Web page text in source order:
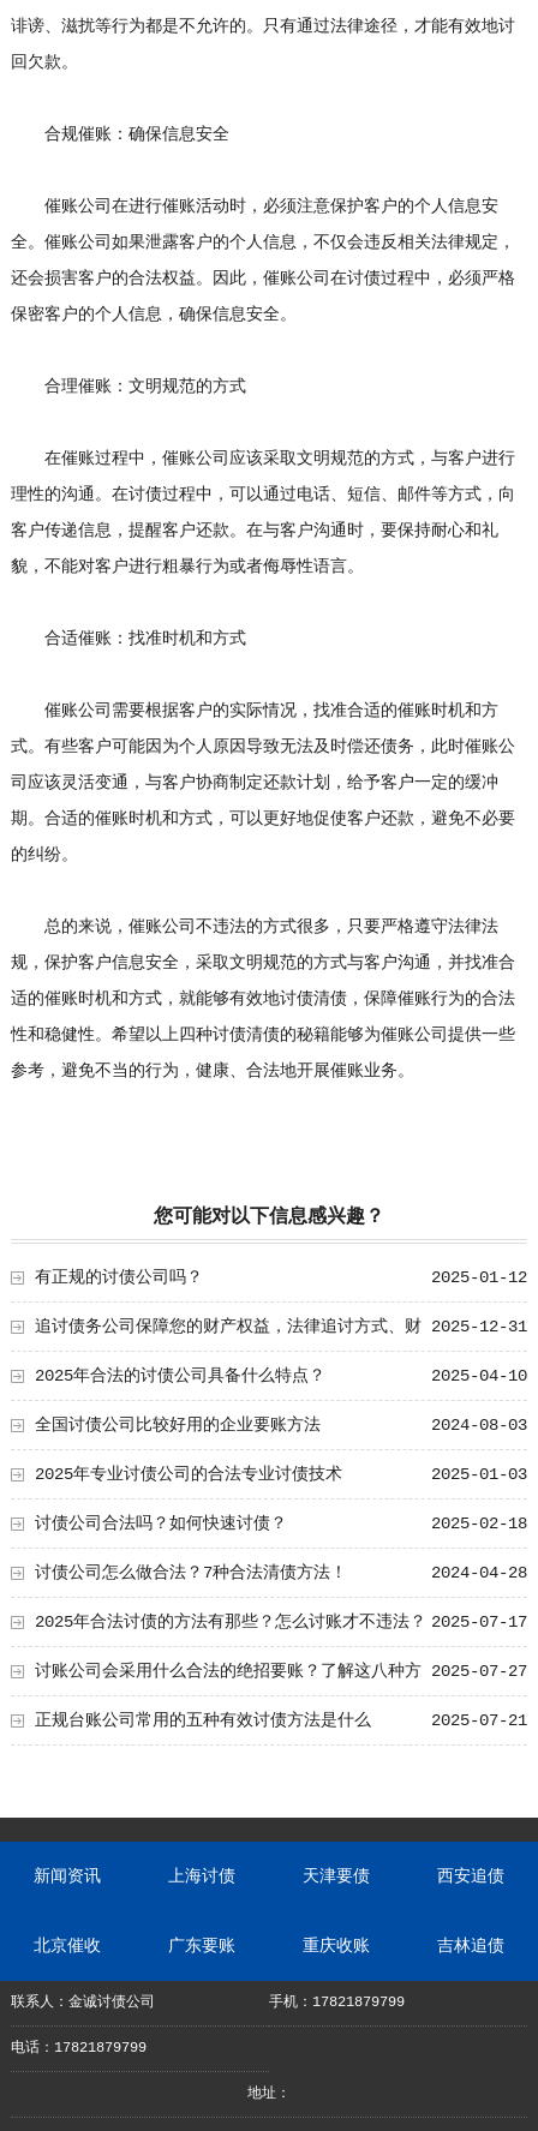
诽谤、滋扰等行为都是不允许的。只有通过法律途径，才能有效地讨
回欠款。
合规催账：确保信息安全
催账公司在进行催账活动时，必须注意保护客户的个人信息安
全。催账公司如果泄露客户的个人信息，不仅会违反相关法律规定，
还会损害客户的合法权益。因此，催账公司在讨债过程中，必须严格
保密客户的个人信息，确保信息安全。
合理催账：文明规范的方式
在催账过程中，催账公司应该采取文明规范的方式，与客户进行
理性的沟通。在讨债过程中，可以通过电话、短信、邮件等方式，向
客户传递信息，提醒客户还款。在与客户沟通时，要保持耐心和礼
貌，不能对客户进行粗暴行为或者侮辱性语言。
合适催账：找准时机和方式
催账公司需要根据客户的实际情况，找准合适的催账时机和方
式。有些客户可能因为个人原因导致无法及时偿还债务，此时催账公
司应该灵活变通，与客户协商制定还款计划，给予客户一定的缓冲
期。合适的催账时机和方式，可以更好地促使客户还款，避免不必要
的纠纷。
总的来说，催账公司不违法的方式很多，只要严格遵守法律法
规，保护客户信息安全，采取文明规范的方式与客户沟通，并找准合
适的催账时机和方式，就能够有效地讨债清债，保障催账行为的合法
性和稳健性。希望以上四种讨债清债的秘籍能够为催账公司提供一些
参考，避免不当的行为，健康、合法地开展催账业务。
您可能对以下信息感兴趣？
2025-01-12
有正规的讨债公司吗？
2025-12-31
追讨债务公司保障您的财产权益，法律追讨方式、财
务安全、企业信用防护全解析 2025-04-10
2025年合法的讨债公司具备什么特点？
2024-08-03
全国讨债公司比较好用的企业要账方法
2025-01-03
2025年专业讨债公司的合法专业讨债技术
2025-02-18
讨债公司合法吗？如何快速讨债？
2024-04-28
讨债公司怎么做合法？7种合法清债方法！
2025-07-17
2025年合法讨债的方法有那些？怎么讨账才不违法？
2025-07-27
讨账公司会采用什么合法的绝招要账？了解这八种方
法轻松讨债不犯难！ 2025-07-21
正规台账公司常用的五种有效讨债方法是什么
新闻资讯 上海讨债 天津要债 西安追债
北京催收 广东要账 重庆收账 吉林追债
联系人：金诚讨债公司 手机：17821879799
电话：17821879799
地址：